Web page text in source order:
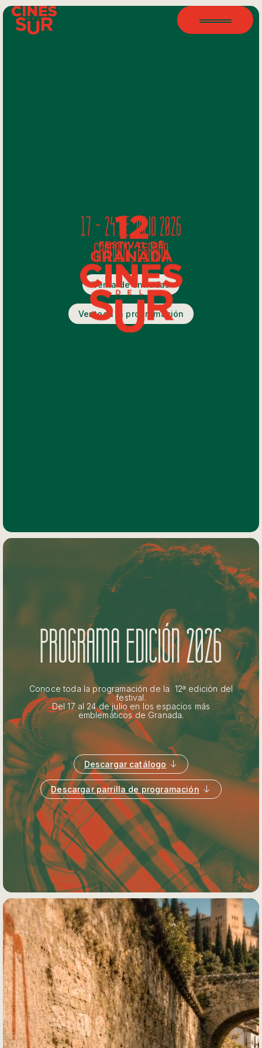
17 - 24 DE JULIO 2026
GRANADA, ESPAÑA
Venta de entradas
Ver toda la programación
PROGRAMA EDICIÓN 2026
Conoce toda la programación de la 12ª edición del
festival.
Del 17 al 24 de julio en los espacios más
emblemáticos de Granada.
Descargar catálogo
Descargar parrilla de programación